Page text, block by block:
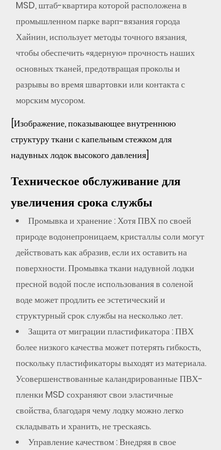
MSD, штаб-квартира которой расположена в
промышленном парке варп-вязания города
Хайнин, использует методы точного вязания,
чтобы обеспечить «ядерную» прочность наших
основных тканей, предотвращая проколы и
разрывы во время швартовки или контакта с
морским мусором.
[Изображение, показывающее внутреннюю
структуру ткани с капельным стежком для
надувных лодок высокого давления]
Техническое обслуживание для
увеличения срока службы
Промывка и хранение : Хотя ПВХ по своей
природе водонепроницаем, кристаллы соли могут
действовать как абразив, если их оставить на
поверхности. Промывка ткани надувной лодки
пресной водой после использования в соленой
воде может продлить ее эстетический и
структурный срок службы на несколько лет.
Защита от миграции пластификатора : ПВХ
более низкого качества может потерять гибкость,
поскольку пластификаторы выходят из материала.
Усовершенствованные каландрированные ПВХ-
пленки MSD сохраняют свои эластичные
свойства, благодаря чему лодку можно легко
складывать и хранить, не трескаясь.
Управление качеством : Внедряя в свое